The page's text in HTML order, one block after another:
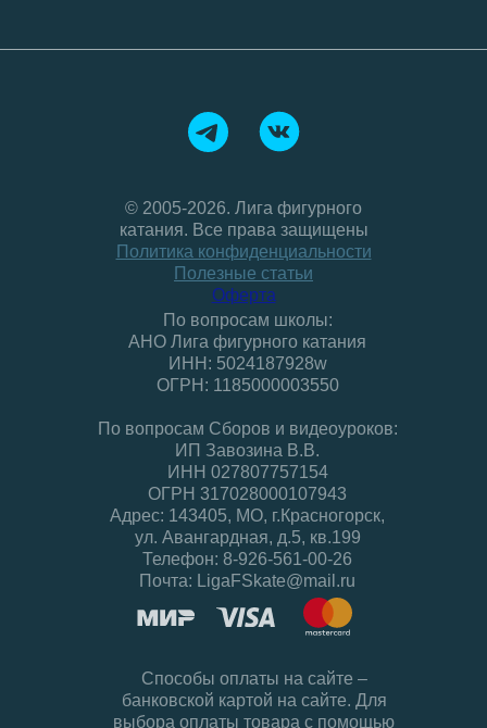
Способы оплаты на сайте –
банковской картой на сайте. Для
выбора оплаты товара с помощью
По вопросам школы:
АНО Лига фигурного катания
ИНН: 5024187928w
ОГРН: 1185000003550
По вопросам Сборов и видеоуроков:
ИП Завозина В.В.
ИНН 027807757154
ОГРН 317028000107943
Адрес: 143405, МО, г.Красногорск,
ул. Авангардная, д.5, кв.199
Телефон: 8-926-561-00-26
Почта: LigaFSkate@mail.ru
© 2005-2026. Лига фигурного
катания. Все права защищены
Политика конфиденциальности
Полезные статьи
Оферта